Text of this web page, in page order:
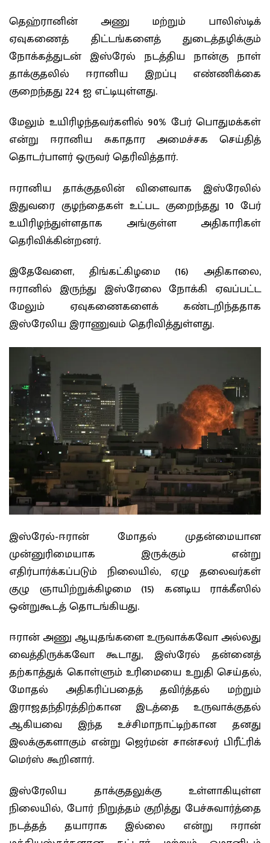
தெஹ்ரானின் அணு மற்றும் பாலிஸ்டிக்
ஏவுகணைத் திட்டங்களைத் துடைத்தழிக்கும்
நோக்கத்துடன் இஸ்ரேல் நடத்திய நான்கு நாள்
தாக்குதலில் ஈரானிய இறப்பு எண்ணிக்கை
குறைந்தது 224 ஐ எட்டியுள்ளது.
மேலும் உயிரிழந்தவர்களில் 90% பேர் பொதுமக்கள்
என்று ஈரானிய சுகாதார அமைச்சக செய்தித்
தொடர்பாளர் ஒருவர் தெரிவித்தார்.
ஈரானிய தாக்குதலின் விளைவாக இஸ்ரேலில்
இதுவரை குழந்தைகள் உட்பட குறைந்தது 10 பேர்
உயிரிழந்துள்ளதாக அங்குள்ள அதிகாரிகள்
தெரிவிக்கின்றனர்.
இதேவேளை, திங்கட்கிழமை (16) அதிகாலை,
ஈரானில் இருந்து இஸ்ரேலை நோக்கி ஏவப்பட்ட
மேலும் ஏவுகணைகளைக் கண்டறிந்ததாக
இஸ்ரேலிய இராணுவம் தெரிவித்துள்ளது.
இஸ்ரேல்-ஈரான் மோதல் முதன்மையான
முன்னுரிமையாக இருக்கும் என்று
எதிர்பார்க்கப்படும் நிலையில், ஏழு தலைவர்கள்
குழு ஞாயிற்றுக்கிழமை (15) கனடிய ராக்கீஸில்
ஒன்றுகூடத் தொடங்கியது.
ஈரான் அணு ஆயுதங்களை உருவாக்கவோ அல்லது
வைத்திருக்கவோ கூடாது, இஸ்ரேல் தன்னைத்
தற்காத்துக் கொள்ளும் உரிமையை உறுதி செய்தல்,
மோதல் அதிகரிப்பதைத் தவிர்த்தல் மற்றும்
இராஜதந்திரத்திற்கான இடத்தை உருவாக்குதல்
ஆகியவை இந்த உச்சிமாநாட்டிற்கான தனது
இலக்குகளாகும் என்று ஜெர்மன் சான்சலர் பிரீட்ரிக்
மெர்ஸ் கூறினார்.
இஸ்ரேலிய தாக்குதலுக்கு உள்ளாகியுள்ள
நிலையில், போர் நிறுத்தம் குறித்து பேச்சுவார்த்தை
நடத்தத் தயாராக இல்லை என்று ஈரான்